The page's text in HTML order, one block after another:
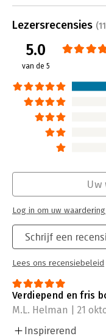
Lees verder
Lezersrecensies
5.0
van de 5
Schrijf een
Lees ons recensiebeleid
Uw
Log in om uw
Verdiepend en fris
M.L. Helman | 21
Inspirerend